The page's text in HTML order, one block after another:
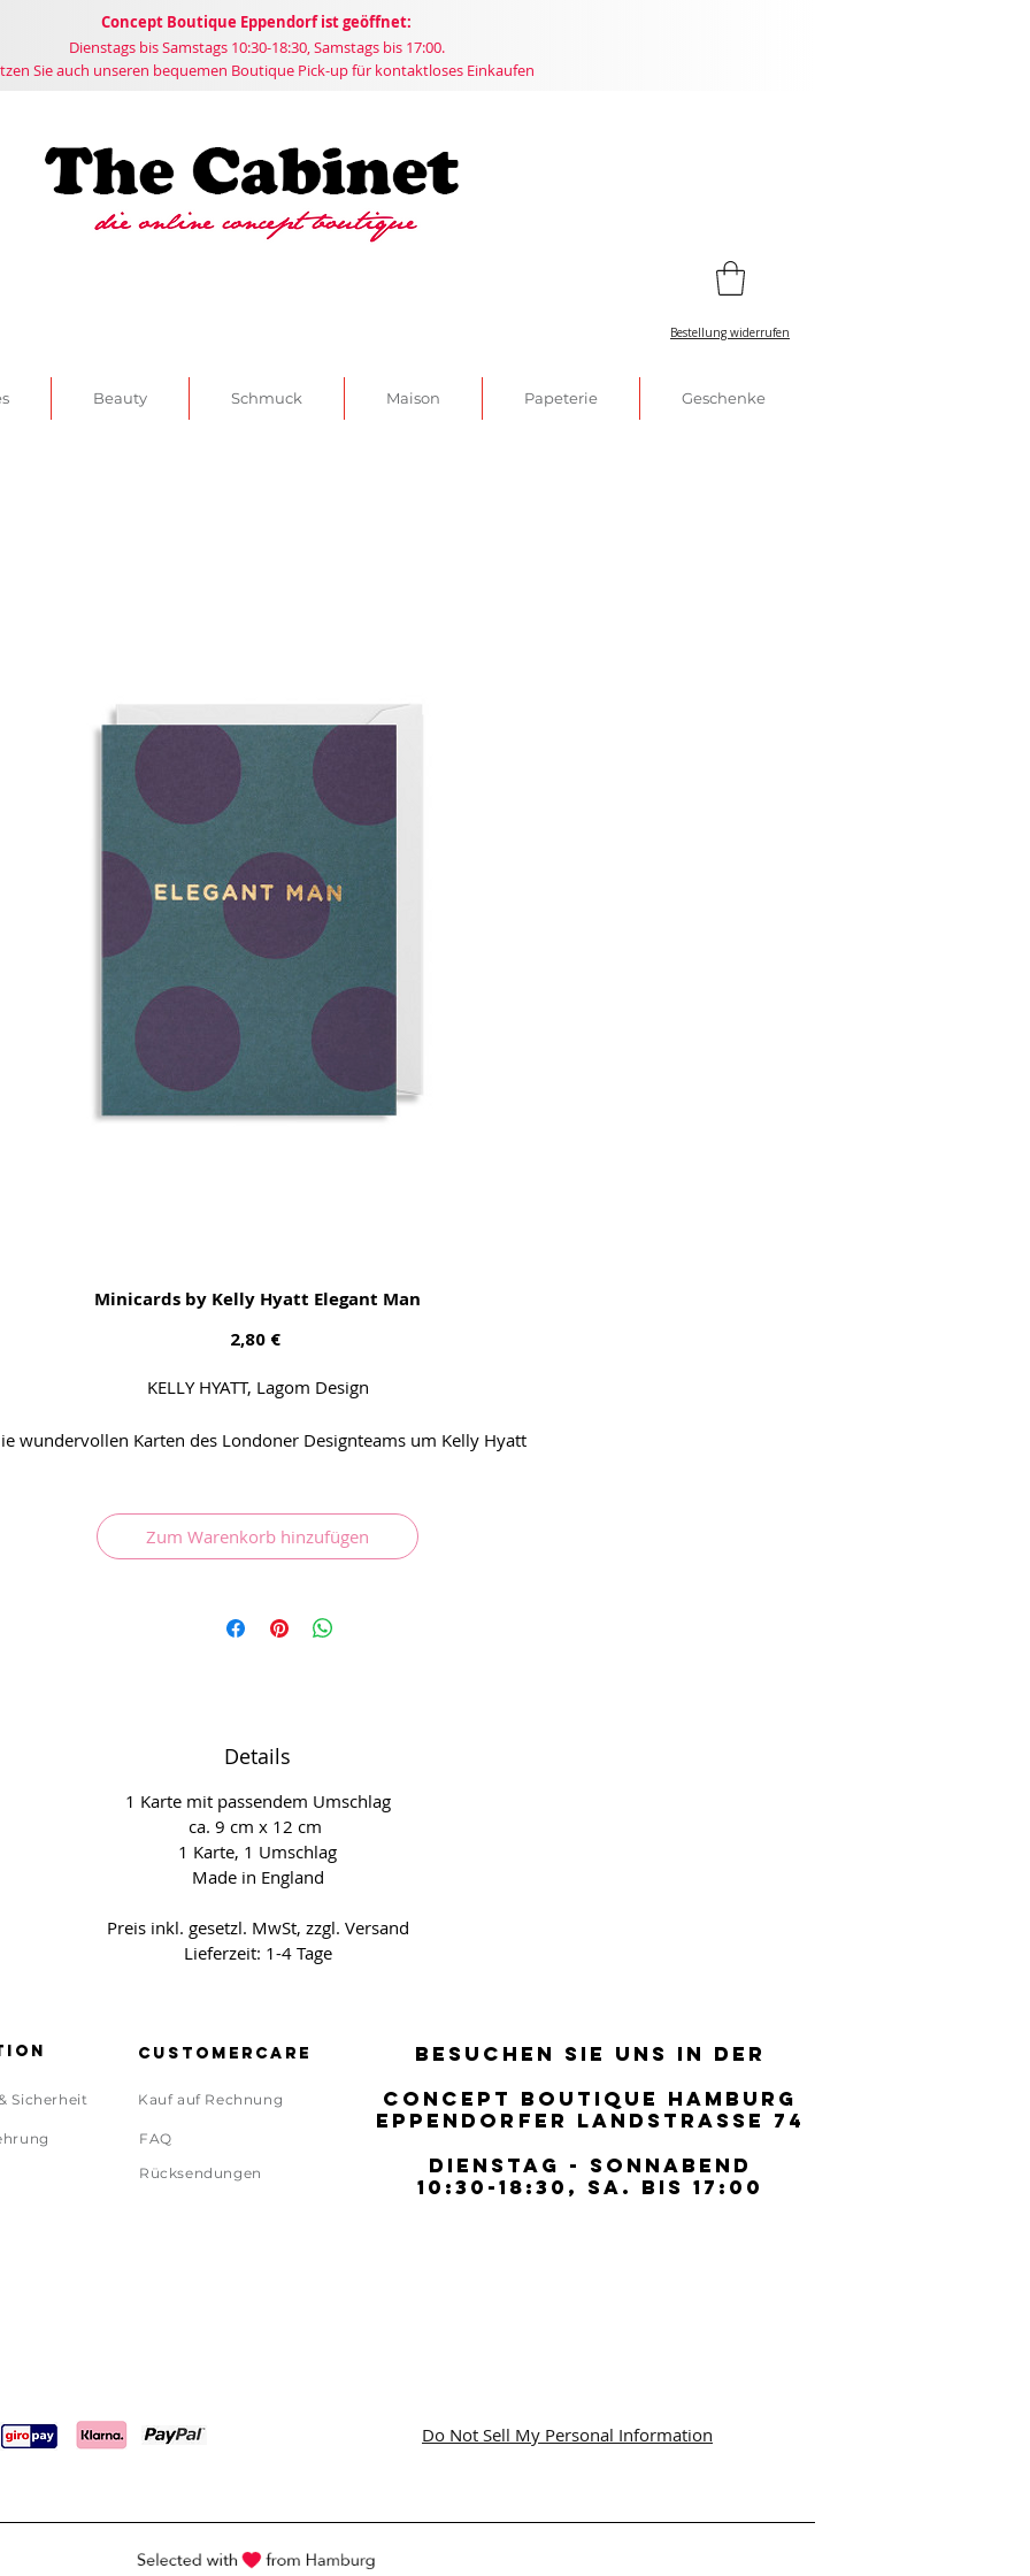
Concept Boutique Eppendorf ist geöffnet:
Dienstags bis Samstags 10:30-18:30, Samstags bis 17:00.
Sie auch unseren bequemen Boutique Pick-up für kontaktloses Einkaufen
Bestellung widerrufen
Beauty Schmuck Maison Papeterie Geschenke
Minicards by Kelly Hyatt Elegant Man
2,80 €Preis
KELLY HYATT, Lagom Design
wundervollen Karten des Londoner Designteams um Kelly Hyatt
Zum Warenkorb hinzufügen
Details
1 Karte mit passendem Umschlag
ca. 9 cm x 12 cm
1 Karte, 1 Umschlag
Made in England
Preis inkl. gesetzl. MwSt, zzgl. Versand
Lieferzeit: 1-4 Tage
Sicherheit
Customercare
Kauf auf Rechnung
FAQ
Rücksendungen
BESUCHEN SIE UNS IN DER
CONCEPT BOUTIQUE HAMBURG
EPPENDORFER LANDSTRASSE 74
DIENSTAG - SONNABEND
10:30-18:30, SA. BIS 17:00
BESUCHEN SIE UNS IN DER
CONCEPT BOUTIQUE HAMBURG
EPPENDORFER LANDSTRASSE 74
DIENSTAG - SONNABEND
10:30-18:30, SA. BIS 17:00
Do Not Sell My Personal Information